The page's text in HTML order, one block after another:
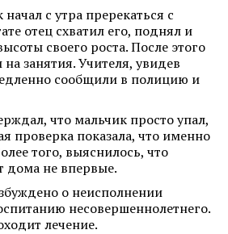
с утра пререкаться с
отец схватил его, поднял и
своего роста. После этого
занятия. Учителя, увидев
сообщили в полицию и
что мальчик просто упал,
проверка показала, что именно
того, выяснилось, что
дома не впервые.
о неисполнении
несовершеннолетнего.
лечение.